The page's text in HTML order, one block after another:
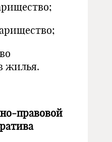
жилья.
правовой